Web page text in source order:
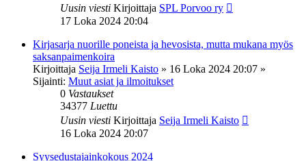
Uusin viesti Kirjoittaja SPL Porvoo ry
17 Loka 2024 20:04
Kirjasarja nuorille poneista ja hevosista, mutta mukana myös
saksanpaimenkoira
Kirjoittaja Seija Irmeli Kaisto » 16 Loka 2024 20:07 »
Sijainti: Muut asiat ja ilmoitukset
0 Vastaukset
34377 Luettu
Uusin viesti Kirjoittaja Seija Irmeli Kaisto
16 Loka 2024 20:07
Syysedustajainkokous 2024